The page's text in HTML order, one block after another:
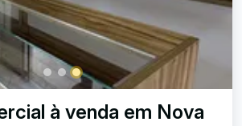
à venda em Nova